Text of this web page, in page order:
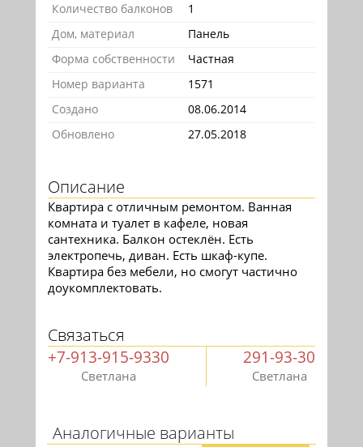
Количество балконов
1
Дом, материал
Панель
Форма собственности
Частная
Номер варианта
1571
Создано
08.06.2014
Обновлено
27.05.2018
Описание
Квартира с отличным ремонтом. Ванная
комната и туалет в кафеле, новая
сантехника. Балкон остеклён. Есть
электропечь, диван. Есть шкаф-купе.
Квартира без мебели, но смогут частично
доукомплектовать.
Связаться
+7-913-915-9330
Светлана
291-93-30
Светлана
Аналогичные варианты